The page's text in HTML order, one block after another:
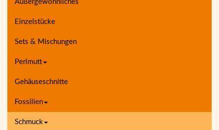
Außergewöhnliches
Einzelstücke
Sets & Mischungen
Perlmutt
Gehäuseschnitte
Fossilien
Schmuck